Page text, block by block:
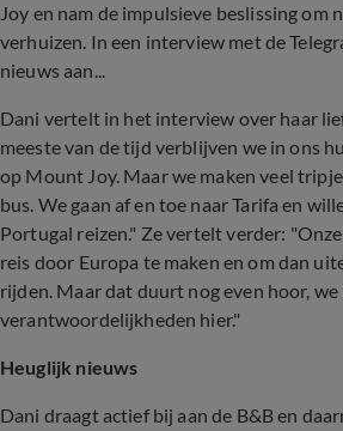
Joy en nam de impulsieve beslissing om
verhuizen. In een interview met de
nieuws aan...
Dani vertelt in het interview over haar
meeste van de tijd verblijven we in ons
op Mount Joy. Maar we maken veel
bus. We gaan af en toe naar Tarifa en
Portugal reizen." Ze vertelt verder:
reis door Europa te maken en om dan
rijden. Maar dat duurt nog even hoor,
verantwoordelijkheden hier."
Heuglijk nieuws
Dani draagt actief bij aan de B&B en